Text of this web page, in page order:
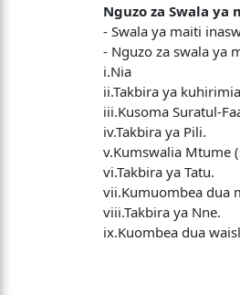
Nguzo za Swala ya
- Swala ya maiti
- Nguzo za swala ya
i.Nia
ii.Takbira ya kuhirimia
iii.Kusoma Suratul-
iv.Takbira ya Pili.
v.Kumswalia Mtume
vi.Takbira ya Tatu.
vii.Kumuombea dua
viii.Takbira ya Nne.
ix.Kuombea dua